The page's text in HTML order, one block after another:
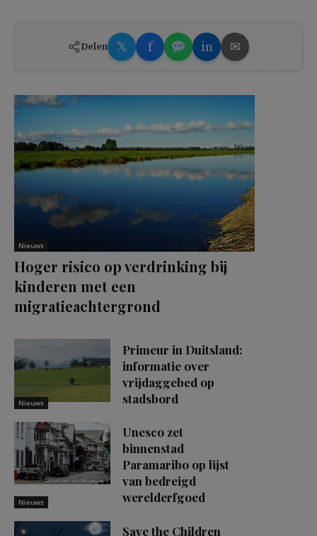
Delen 𝕏 f in ✉
Nieuws
Hoger risico op verdrinking bij
kinderen met een
migratieachtergrond
Nieuws
Primeur in Duitsland:
informatie over
vrijdaggebed op
stadsbord
Nieuws
Unesco zet
binnenstad
Paramaribo op lijst
van bedreigd
werelderfgoed
Save the Children